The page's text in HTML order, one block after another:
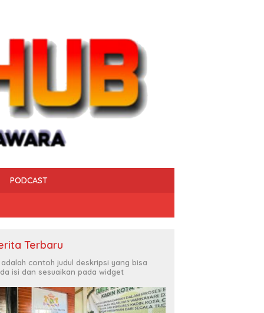
PODCAST
Terbaru
adalah contoh judul deskripsi yang bisa
isi dan sesuaikan pada widget